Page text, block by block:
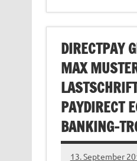
DIRECTPAY
MAX
PAYDIRECT
BANKING-
13. September